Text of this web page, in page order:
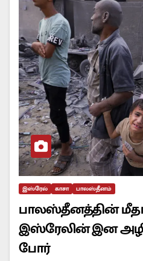
இஸ்ரேல் காசா பாலஸ்தீனம்
பாலஸ்தீனத்தின்
இஸ்ரேலின் இன
போர்